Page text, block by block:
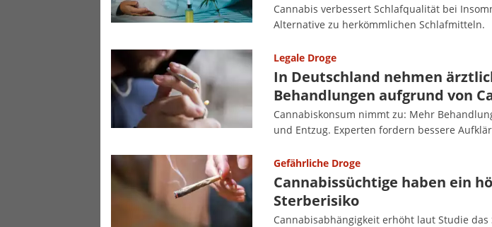
Cannabis verbessert Schlafqualität bei
Alternative zu herkömmlichen Schlafmitteln.
Legale Droge
In Deutschland nehmen
Behandlungen aufgrund von
Cannabiskonsum nimmt zu: Mehr
und Entzug. Experten fordern bessere
Gefährliche Droge
Cannabissüchtige haben ein
Sterberisiko
Cannabisabhängigkeit erhöht laut Studie